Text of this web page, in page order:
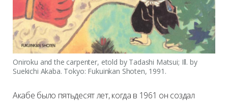
Oniroku and the carpenter, etold by Tadashi Matsui; Ill. by
Suekichi Akaba. Tokyo: Fukuinkan Shoten, 1991.
Акабе было пятьдесят лет, когда в 1961 он создал